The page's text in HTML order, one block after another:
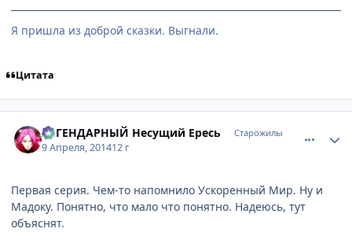
Я пришла из доброй сказки. Выгнали.
Цитата
ЛЕГЕНДАРНЫЙ Несущий Ересь Старожилы
9 Апреля, 201412 г
Первая серия. Чем-то напомнило Ускоренный Мир. Ну и
Мадоку. Понятно, что мало что понятно. Надеюсь, тут
объяснят.